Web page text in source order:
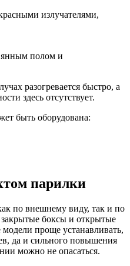
излучателями,
полом и
разогревается быстро, а
здесь отсутствует.
быть оборудована:
парилки
по внешнему виду, так и по
боксы и открытые
проще устанавливать,
да и сильного повышения
можно не опасаться.